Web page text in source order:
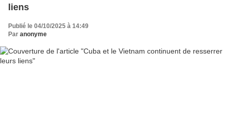
liens
Publié le 04/10/2025 à 14:49
Par anonyme